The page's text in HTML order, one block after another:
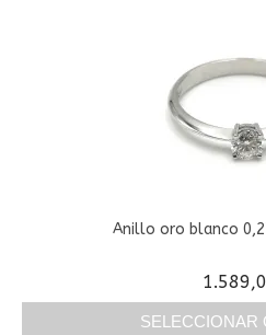
se
en
la
de
Anillo oro blanco
SELECCIONAR